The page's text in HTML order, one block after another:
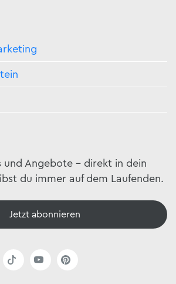
und Angebote – direkt in dein
du immer auf dem Laufenden.
Jetzt abonnieren